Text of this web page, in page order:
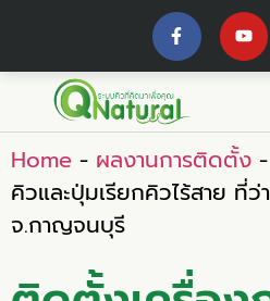
Home - ผลงานการติดตั้ง -
คิวและปุ่มเรียกคิวไร้สาย ที่
จ.กาญจนบุรี